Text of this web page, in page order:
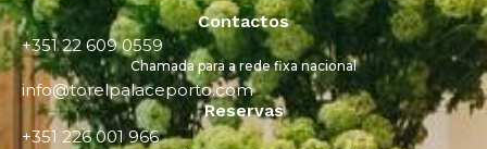
Contactos
+351 22 609 0559
Chamada para a rede fixa nacional
info@torelpalaceporto.com
Reservas
+351 226 001 966